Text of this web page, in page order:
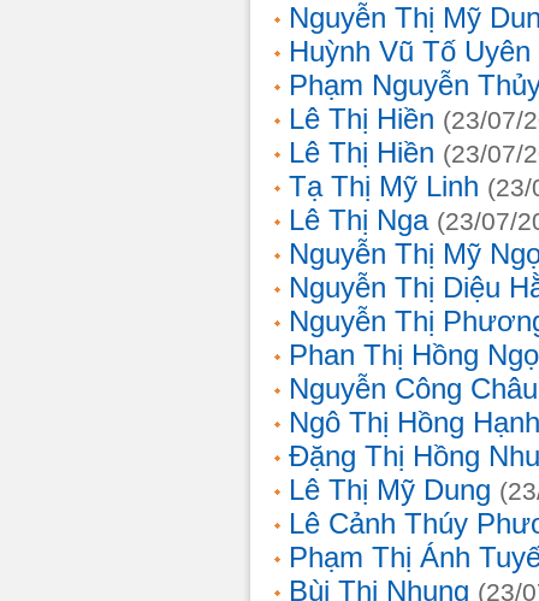
Nguyễn Thị Mỹ
Huỳnh Vũ Tố Uyên
Phạm Nguyễn
Lê Thị Hiền (23/07/
Lê Thị Hiền (23/07/
Tạ Thị Mỹ Linh (23/
Lê Thị Nga (23/07/
Nguyễn Thị Mỹ
Nguyễn Thị Diệu
Nguyễn Thị
Phan Thị Hồng
Nguyễn Công Châu
Ngô Thị Hồng Hạnh
Đặng Thị Hồng
Lê Thị Mỹ Dung
Lê Cảnh Thúy
Phạm Thị Ánh
Bùi Thị Nhung (23/